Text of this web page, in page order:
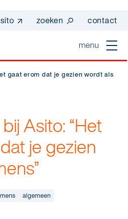
zoeken contact
menu
samen met one go
circulair in 2030 met
gaat erom dat je gezien wordt als
Asito: “Het
je gezien
mens algemeen